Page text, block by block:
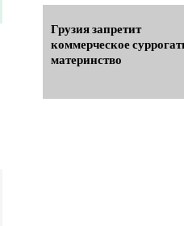
Грузия запретит
коммерческое
материнство